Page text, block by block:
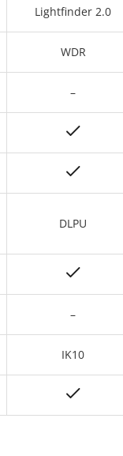
Lightfinder 2.0
WDR
–
DLPU
–
IK10